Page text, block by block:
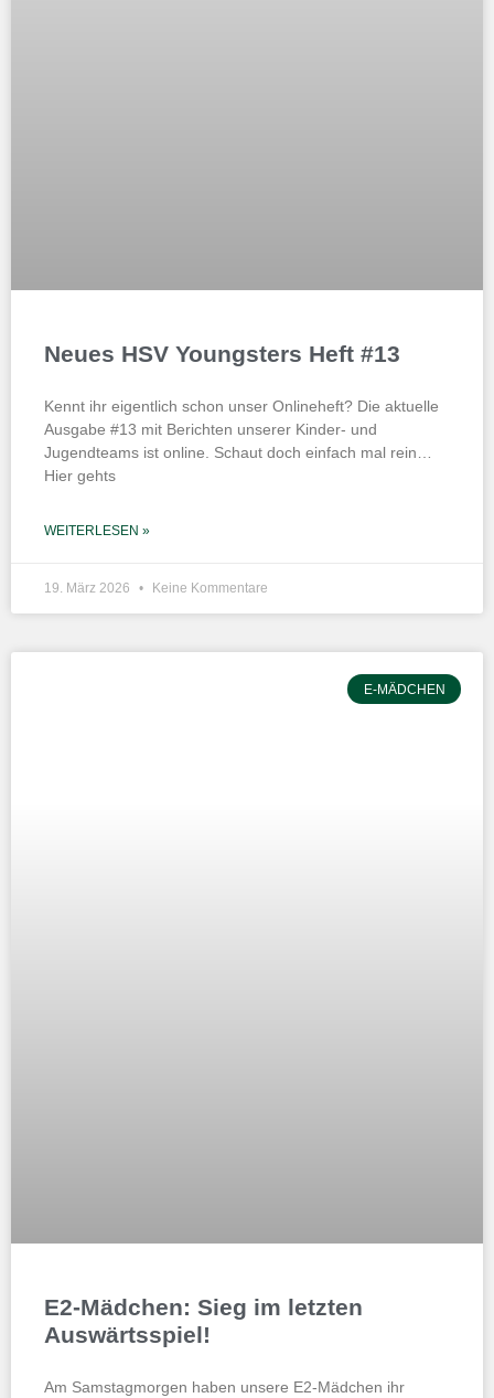
Neues HSV Youngsters Heft #13
Kennt ihr eigentlich schon unser Onlineheft? Die aktuelle
Ausgabe #13 mit Berichten unserer Kinder- und
Jugendteams ist online. Schaut doch einfach mal rein…
Hier gehts
WEITERLESEN »
19. März 2026 Keine Kommentare
E-MÄDCHEN
E2-Mädchen: Sieg im letzten
Auswärtsspiel!
Am Samstagmorgen haben unsere E2-Mädchen ihr